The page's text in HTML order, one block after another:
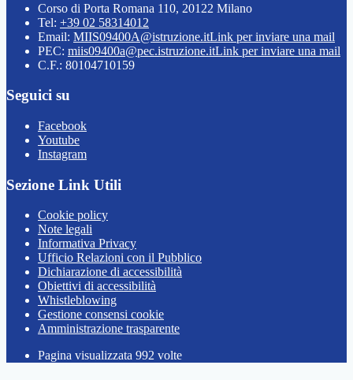
Corso di Porta Romana 110, 20122 Milano
Tel: +39 02 58314012
Email: MIIS09400A@istruzione.itLink per inviare una mail
PEC: miis09400a@pec.istruzione.itLink per inviare una mail
C.F.: 80104710159
Seguici su
Facebook
Youtube
Instagram
Sezione Link Utili
Cookie policy
Note legali
Informativa Privacy
Ufficio Relazioni con il Pubblico
Dichiarazione di accessibilità
Obiettivi di accessibilità
Whistleblowing
Gestione consensi cookie
Amministrazione trasparente
Pagina visualizzata 992 volte